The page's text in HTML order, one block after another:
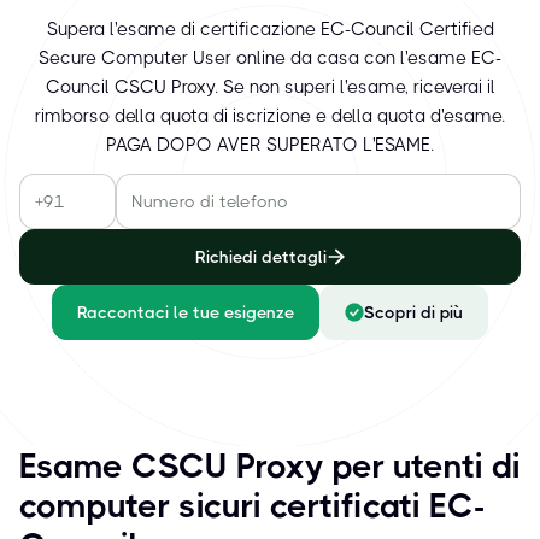
Supera l'esame di certificazione EC-Council Certified
Secure Computer User online da casa con l'esame EC-
Council CSCU Proxy. Se non superi l'esame, riceverai il
rimborso della quota di iscrizione e della quota d'esame.
PAGA DOPO AVER SUPERATO L'ESAME.
Richiedi dettagli
Raccontaci le tue esigenze Scopri di più
Esame CSCU Proxy per utenti di
computer sicuri certificati EC-